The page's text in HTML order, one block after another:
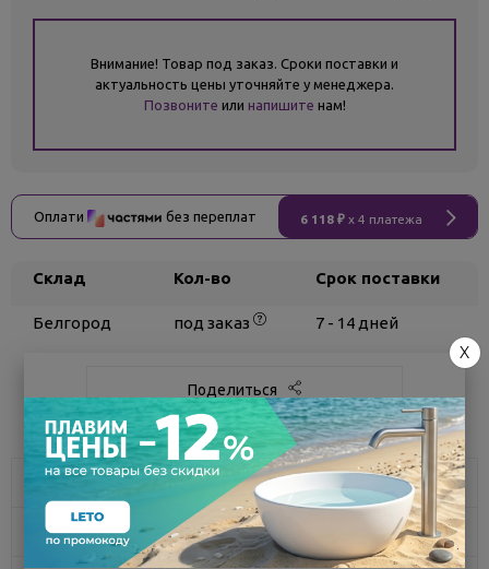
Внимание! Товар под заказ. Сроки поставки и
актуальность цены уточняйте у менеджера.
Позвоните или напишите нам!
Оплати без переплат 6 118 ₽ x 4 платежа
Склад Кол-во Срок поставки
Белгород под заказ 7 - 14 дней
Поделиться
Описание
Характеристики
X